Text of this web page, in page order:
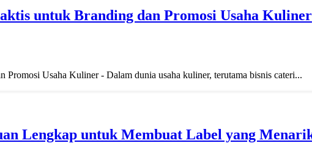
untuk Branding dan Promosi Usaha Kuliner
Usaha Kuliner - Dalam dunia usaha kuliner, terutama bisnis cateri...
Lengkap untuk Membuat Label yang